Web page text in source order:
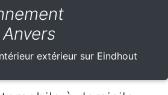
extérieur sur Eindhout